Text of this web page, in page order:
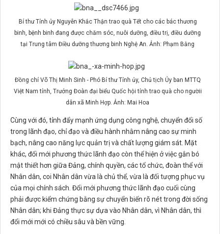
Bí thư Tỉnh ủy Nguyễn Khắc Thận trao quà Tết cho các bác thương
binh, bệnh binh đang được chăm sóc, nuôi dưỡng, điều trị, điều dưỡng
tại Trung tâm Điều dưỡng thương binh Nghệ An. Ảnh: Phạm Bằng
Đồng chí Võ Thị Minh Sinh - Phó Bí thư Tỉnh ủy, Chủ tịch Ủy ban MTTQ
Việt Nam tỉnh, Trưởng Đoàn đại biểu Quốc hội tỉnh trao quà cho ngườii
dân xã Minh Hợp. Ảnh: Mai Hoa
Cùng với đó, tỉnh đẩy mạnh ứng dụng công nghệ, chuyển đổi số
trong lãnh đạo, chỉ đạo và điều hành nhằm nâng cao sự minh
bạch, nâng cao năng lực quản trị và chất lượng giám sát. Mặt
khác, đổi mới phương thức lãnh đạo còn thể hiện ở việc gắn bó
mật thiết hơn giữa Đảng, chính quyền, các tổ chức, đoàn thể với
Nhân dân, coi Nhân dân vừa là chủ thể, vừa là đối tượng phục vụ
của mọi chính sách. Đổi mới phương thức lãnh đạo cuối cùng
phải được kiểm chứng bằng sự chuyển biến rõ nét trong đời sống
Nhân dân; khi Đảng thực sự dựa vào Nhân dân, vì Nhân dân, thì
đổi mới mới có chiều sâu và bền vững.